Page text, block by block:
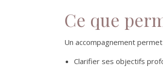
Ce que
Un accompagnement
Clarifier ses objectifs